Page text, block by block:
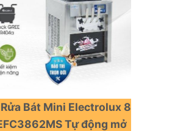
Bát Mini Electrolux 8
Tự động mở